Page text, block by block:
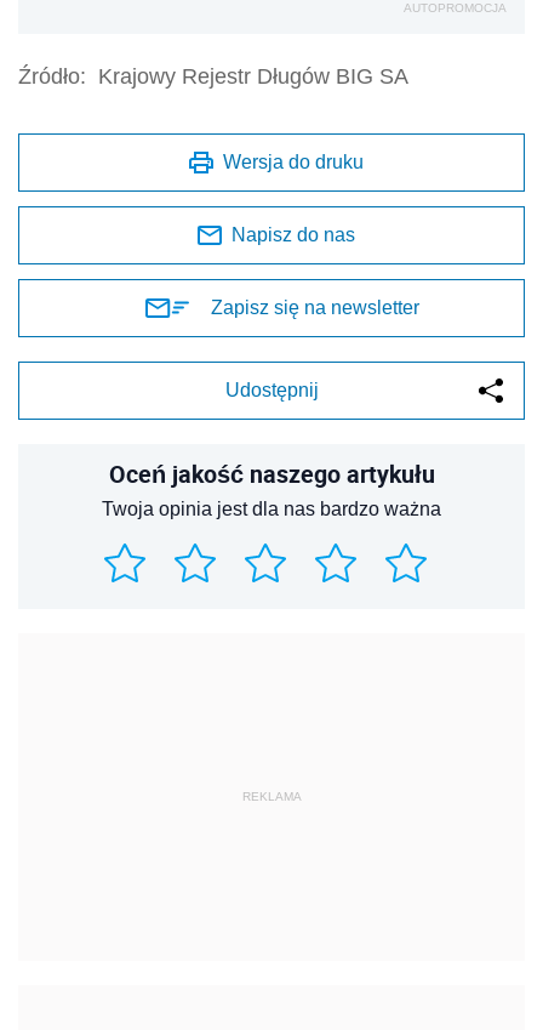
AUTOPROMOCJA
Źródło: Krajowy Rejestr Długów BIG SA
Wersja do druku
Napisz do nas
Zapisz się na newsletter
Udostępnij
Oceń jakość naszego artykułu
Twoja opinia jest dla nas bardzo ważna
REKLAMA